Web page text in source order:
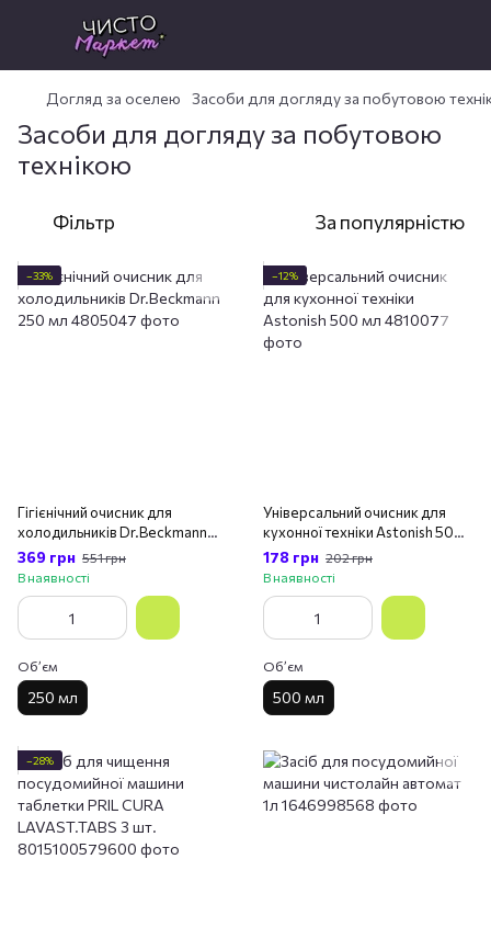
Догляд за оселею Засоби для догляду за побутовою
Засоби для догляду за побутовою
технікою
Фільтр За популярністю
−33%
Гігієнічний очисник для
холодильників Dr.Beckmann
250 мл
369 грн 551 грн
В наявності
Обʼєм
250 мл
−12%
Універсальний очисник для
кухонної техніки Astonish 500
мл
178 грн 202 грн
В наявності
Обʼєм
500 мл
−28%